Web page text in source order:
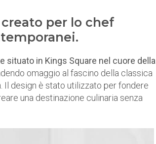
per lo chef
situato in Kings Square nel cuore della
omaggio al fascino della classica
Il design è stato utilizzato per fondere
una destinazione culinaria senza